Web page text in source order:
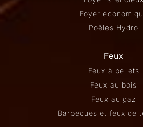
Foyer
Poêles Hydro
Feux
Feux à pellets
Feux au bois
Feux au gaz
Barbecues et feux de